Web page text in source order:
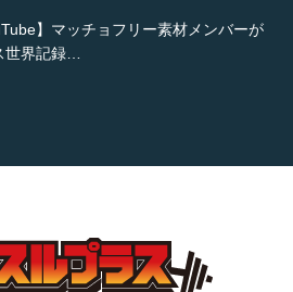
】マッチョフリー素材メンバーが
世界記録…